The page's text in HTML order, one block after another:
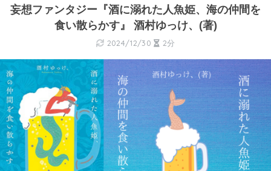
妄想ファンタジー『酒に溺れた人魚姫、海の仲間を
食い散らかす』 酒村ゆっけ、(著)
2024/12/30 2分